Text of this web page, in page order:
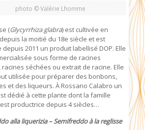
photo © Valérie Lhomme
(Glycyrrhiza glabra) est cultivée en
la moitié du 18e siècle et est
depuis 2011 un produit labellisé DOP. Elle
sous forme de racines
séchées ou extrait de racine. Elle
utilisée pour préparer des bonbons,
et des liqueurs. À Rossano Calabro un
dédié à cette plante dont la famille
productrice depuis 4 siècles…
alla liquerizia – Semifreddo à la reglisse